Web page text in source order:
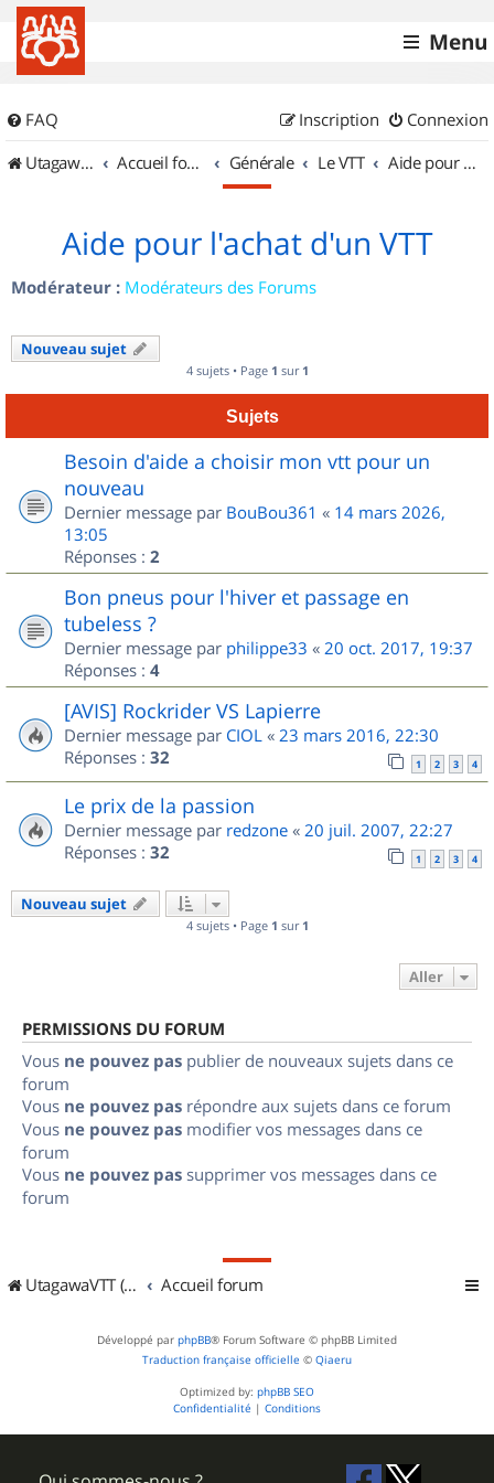
Menu
FAQ Connexion
Inscription
UtagawaVTT (Randos VTT et VTTAE avec traces GPS)
Accueil forum Générale Le VTT Aide pour l'achat d'un VTT
Aide pour l'achat d'un VTT
Modérateur : Modérateurs des Forums
Nouveau sujet
4 sujets • Page 1 sur 1
Sujets
Besoin d'aide a choisir mon vtt pour un
nouveau
Dernier message par BouBou361 « 14 mars 2026,
13:05
Réponses : 2
Bon pneus pour l'hiver et passage en
tubeless ?
Dernier message par philippe33 « 20 oct. 2017, 19:37
Réponses : 4
[AVIS] Rockrider VS Lapierre
Dernier message par CIOL « 23 mars 2016, 22:30
Réponses : 32 1 2 3 4
Le prix de la passion
Dernier message par redzone « 20 juil. 2007, 22:27
Réponses : 32 1 2 3 4
Nouveau sujet
4 sujets • Page 1 sur 1
Aller
PERMISSIONS DU FORUM
Vous ne pouvez pas publier de nouveaux sujets dans ce
forum
Vous ne pouvez pas répondre aux sujets dans ce forum
Vous ne pouvez pas modifier vos messages dans ce
forum
Vous ne pouvez pas supprimer vos messages dans ce
forum
UtagawaVTT (Randos VTT et VTTAE avec traces GPS) Accueil forum
Développé par phpBB® Forum Software © phpBB Limited
Traduction française officielle © Qiaeru
Optimized by: phpBB SEO
Confidentialité | Conditions